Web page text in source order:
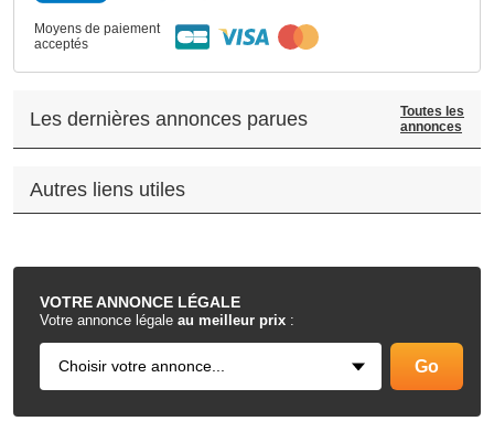
VOTREANNONCE LÉGALE
Votre annonce légale au meilleur prix :
Moyens de paiement
acceptés
Les dernières annonces parues
Toutes les
annonces
Autres liens utiles
.